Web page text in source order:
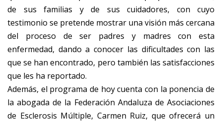
de sus familias y de sus cuidadores, con cuyo
testimonio se pretende mostrar una visión más cercana
del proceso de ser padres y madres con esta
enfermedad, dando a conocer las dificultades con las
que se han encontrado, pero también las satisfacciones
que les ha reportado.
Además, el programa de hoy cuenta con la ponencia de
la abogada de la Federación Andaluza de Asociaciones
de Esclerosis Múltiple, Carmen Ruiz, que ofrecerá un